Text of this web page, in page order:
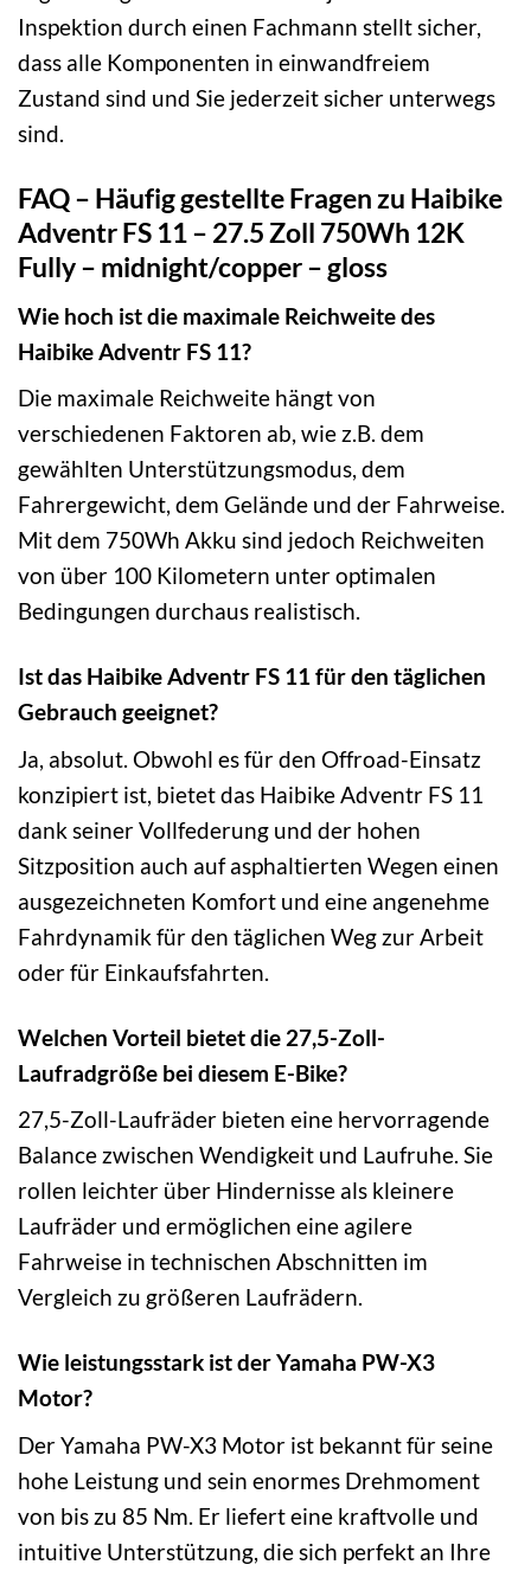
Inspektion durch einen Fachmann stellt sicher,
dass alle Komponenten in einwandfreiem
Zustand sind und Sie jederzeit sicher unterwegs
sind.
FAQ – Häufig gestellte Fragen zu Haibike
Adventr FS 11 – 27.5 Zoll 750Wh 12K
Fully – midnight/copper – gloss
Wie hoch ist die maximale Reichweite des
Haibike Adventr FS 11?
Die maximale Reichweite hängt von
verschiedenen Faktoren ab, wie z.B. dem
gewählten Unterstützungsmodus, dem
Fahrergewicht, dem Gelände und der Fahrweise.
Mit dem 750Wh Akku sind jedoch Reichweiten
von über 100 Kilometern unter optimalen
Bedingungen durchaus realistisch.
Ist das Haibike Adventr FS 11 für den täglichen
Gebrauch geeignet?
Ja, absolut. Obwohl es für den Offroad-Einsatz
konzipiert ist, bietet das Haibike Adventr FS 11
dank seiner Vollfederung und der hohen
Sitzposition auch auf asphaltierten Wegen einen
ausgezeichneten Komfort und eine angenehme
Fahrdynamik für den täglichen Weg zur Arbeit
oder für Einkaufsfahrten.
Welchen Vorteil bietet die 27,5-Zoll-
Laufradgröße bei diesem E-Bike?
27,5-Zoll-Laufräder bieten eine hervorragende
Balance zwischen Wendigkeit und Laufruhe. Sie
rollen leichter über Hindernisse als kleinere
Laufräder und ermöglichen eine agilere
Fahrweise in technischen Abschnitten im
Vergleich zu größeren Laufrädern.
Wie leistungsstark ist der Yamaha PW-X3
Motor?
Der Yamaha PW-X3 Motor ist bekannt für seine
hohe Leistung und sein enormes Drehmoment
von bis zu 85 Nm. Er liefert eine kraftvolle und
intuitive Unterstützung, die sich perfekt an Ihre